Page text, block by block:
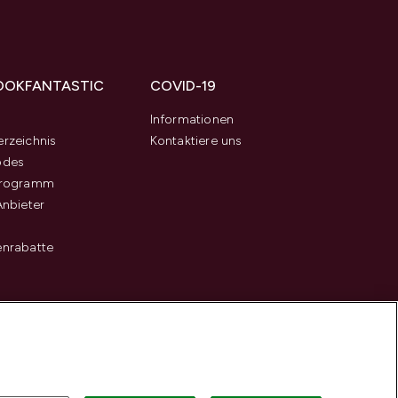
COVID-19
Informationen
Kontaktiere uns